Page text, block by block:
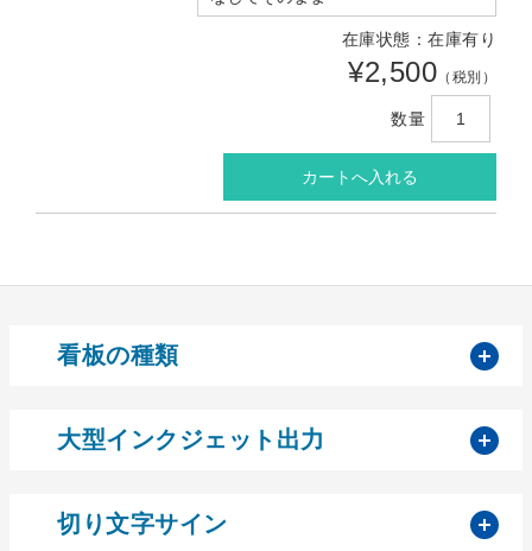
在庫状態：在庫有り
¥2,500 （税別）
数量
看板の種類
大型インクジェット出力
切り文字サイン